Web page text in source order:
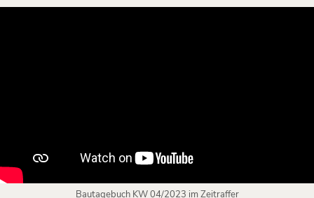
Bautagebuch KW 04/2023 im Zeitraffer